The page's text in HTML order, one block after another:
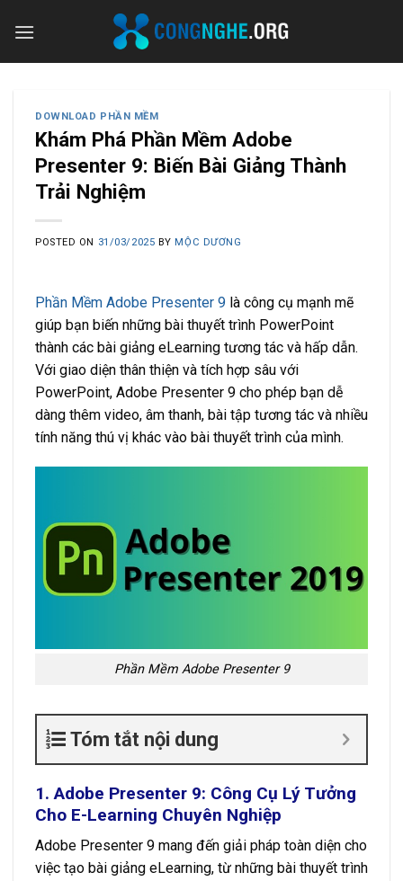
DOWNLOAD PHẦN MỀM
Khám Phá Phần Mềm Adobe
Presenter 9: Biến Bài Giảng Thành
Trải Nghiệm
POSTED ON 31/03/2025 BY MỘC DƯƠNG
Phần Mềm Adobe Presenter 9 là công cụ mạnh mẽ
giúp bạn biến những bài thuyết trình PowerPoint
thành các bài giảng eLearning tương tác và hấp dẫn.
Với giao diện thân thiện và tích hợp sâu với
PowerPoint, Adobe Presenter 9 cho phép bạn dễ
dàng thêm video, âm thanh, bài tập tương tác và nhiều
tính năng thú vị khác vào bài thuyết trình của mình.
Phần Mềm Adobe Presenter 9
Tóm tắt nội dung
1. Adobe Presenter 9: Công Cụ Lý Tưởng
Cho E-Learning Chuyên Nghiệp
Adobe Presenter 9 mang đến giải pháp toàn diện cho
việc tạo bài giảng eLearning, từ những bài thuyết trình